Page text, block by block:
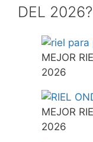
DEL 2026?
MEJOR
2026
MEJOR
2026